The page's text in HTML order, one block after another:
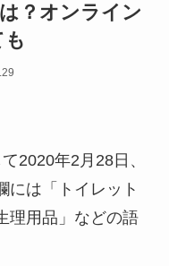
？オンライン
2020年2月28日、
には「トイレット
理用品」などの語